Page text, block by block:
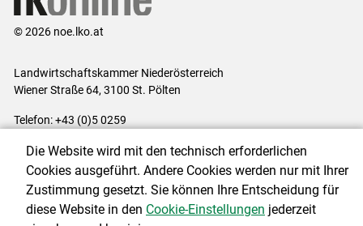
© 2026 noe.lko.at
Landwirtschaftskammer Niederösterreich
Wiener Straße 64, 3100 St. Pölten
Telefon: +43 (0)5 0259
Impressum|Kontakt|Datenschutzerklärung|Barrierefreiheit|
Cookie-Einstellungen
Die Website wird mit den technisch erforderlichen
Cookies ausgeführt. Andere Cookies werden nur mit Ihrer
Zustimmung gesetzt. Sie können Ihre Entscheidung für
diese Website in den Cookie-Einstellungen jederzeit